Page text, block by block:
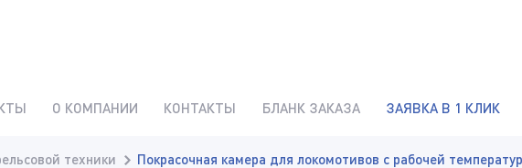
О КОМПАНИИ КОНТАКТЫ БЛАНК ЗАКАЗА ЗАЯВКА В 1 КЛИК
техники
Покрасочная камера для локомотивов с рабочей